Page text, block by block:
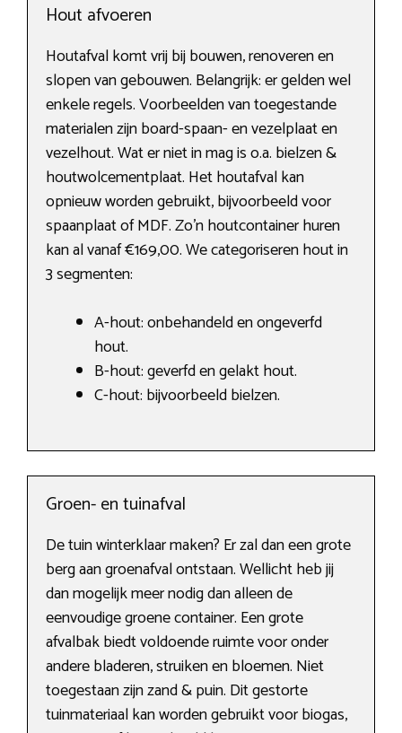
Hout afvoeren
Houtafval komt vrij bij bouwen, renoveren en
slopen van gebouwen. Belangrijk: er gelden wel
enkele regels. Voorbeelden van toegestande
materialen zijn board-spaan- en vezelplaat en
vezelhout. Wat er niet in mag is o.a. bielzen &
houtwolcementplaat. Het houtafval kan
opnieuw worden gebruikt, bijvoorbeeld voor
spaanplaat of MDF. Zo’n houtcontainer huren
kan al vanaf €169,00. We categoriseren hout in
3 segmenten:
A-hout: onbehandeld en ongeverfd
hout.
B-hout: geverfd en gelakt hout.
C-hout: bijvoorbeeld bielzen.
Groen- en tuinafval
De tuin winterklaar maken? Er zal dan een grote
berg aan groenafval ontstaan. Wellicht heb jij
dan mogelijk meer nodig dan alleen de
eenvoudige groene container. Een grote
afvalbak biedt voldoende ruimte voor onder
andere bladeren, struiken en bloemen. Niet
toegestaan zijn zand & puin. Dit gestorte
tuinmateriaal kan worden gebruikt voor biogas,